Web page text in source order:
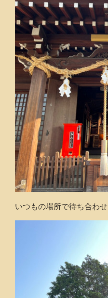
いつもの場所で待ち合わせ